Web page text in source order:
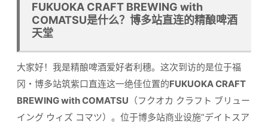
FUKUOKA CRAFT BREWING with
COMATSU是什么？博多站直连的精酿啤酒
天堂
大家好！我是精酿啤酒爱好者利穗。这次到访的是位于福
冈・博多站筑紫口直连这一绝佳位置的FUKUOKA CRAFT
BREWING with COMATSU （フクオカ クラフト ブリュー
イング ウィズ コマツ）。位于博多站商业设施”デイトスア